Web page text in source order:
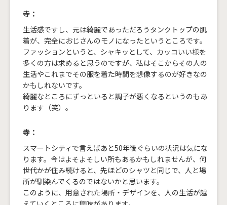
寺：
生活感ですし、元は綺麗であっただろうタンクトップの肌
着が、完全におじさんのモノになったというところです。
ファッションというと、シャキッとして、カッコいい様を
多くの方は求めると思うのですが、私はそこからその人の
生活やこれまでその服を着た時間を想像するのが好きなの
かもしれないです。
綺麗なところにずっといると調子が悪くなるというのもあ
ります（笑）。
寺：
スマートシティで言えばあと50年後ぐらいの状況は気にな
ります。今はよそよそしい所もあるかもしれませんが、何
世代かが住み続けると、先ほどのシャツと同じで、人と場
所が馴染んでくるのではないかと思います。
このように、用意された場所・デザインを、人の生活が越